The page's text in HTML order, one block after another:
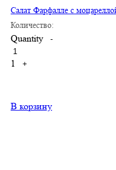
Салат Фарфалле с
Количество:
Quantity -
1 +
В корзину